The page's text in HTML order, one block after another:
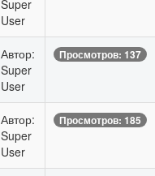
Super
User
Автор:
Super
User
Просмотров: 137
Автор:
Super
User
Просмотров: 185